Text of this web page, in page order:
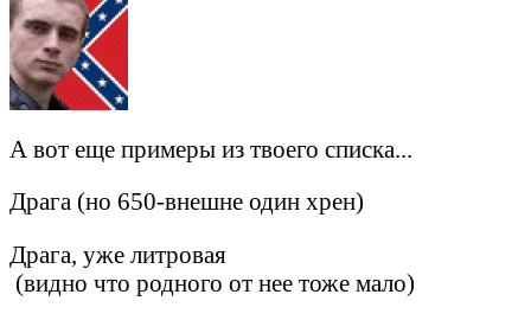
А вот еще примеры из твоего списка...
Драга (но 650-внешне один хрен)
Драга, уже литровая
(видно что родного от нее тоже мало)